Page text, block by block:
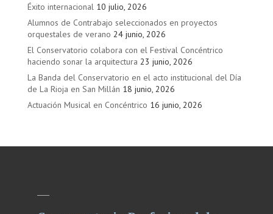
Éxito internacional 10 julio, 2026
Alumnos de Contrabajo seleccionados en proyectos
orquestales de verano 24 junio, 2026
El Conservatorio colabora con el Festival Concéntrico
haciendo sonar la arquitectura 23 junio, 2026
La Banda del Conservatorio en el acto institucional del Día
de La Rioja en San Millán 18 junio, 2026
Actuación Musical en Concéntrico 16 junio, 2026